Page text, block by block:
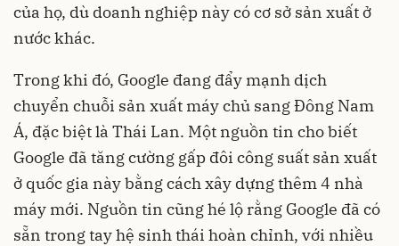
của họ, dù doanh nghiệp này có cơ sở sản xuất ở
nước khác.
Trong khi đó, Google đang đẩy mạnh dịch
chuyển chuỗi sản xuất máy chủ sang Đông Nam
Á, đặc biệt là Thái Lan. Một nguồn tin cho biết
Google đã tăng cường gấp đôi công suất sản xuất
ở quốc gia này bằng cách xây dựng thêm 4 nhà
máy mới. Nguồn tin cũng hé lộ rằng Google đã có
sẵn trong tay hệ sinh thái hoàn chỉnh, với nhiều